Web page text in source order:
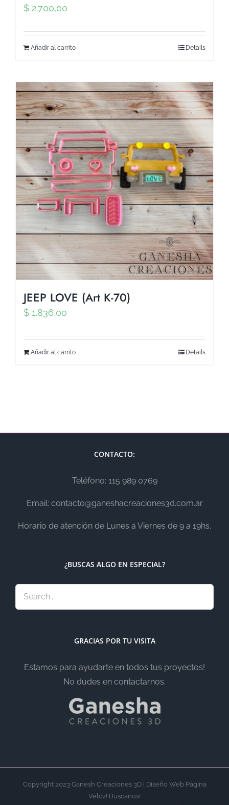
$ 2.700,00
Añadir al carrito Details
JEEP LOVE (Art K-70)
$ 1.836,00
Añadir al carrito Details
CONTACTO:
Teléfono: 115 989 0769
Email: contacto@ganeshacreaciones3d.com.ar
Horario de atención de Lunes a Viernes de 9 a 19hs.
¿BUSCAS ALGO EN ESPECIAL?
GRACIAS POR TU VISITA
Estamos para ayudarte en todos tus proyectos!
No dudes en contactarnos.
Copyright 2023 Ganesh Creaciones 3D | Diseño Web Página
Veloz! Buscanos!